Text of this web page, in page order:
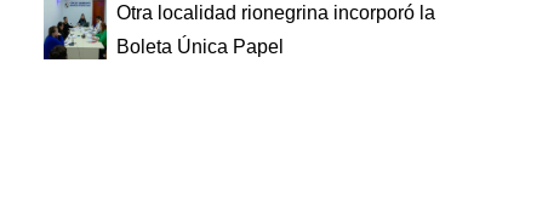
Otra localidad rionegrina incorporó la
Boleta Única Papel